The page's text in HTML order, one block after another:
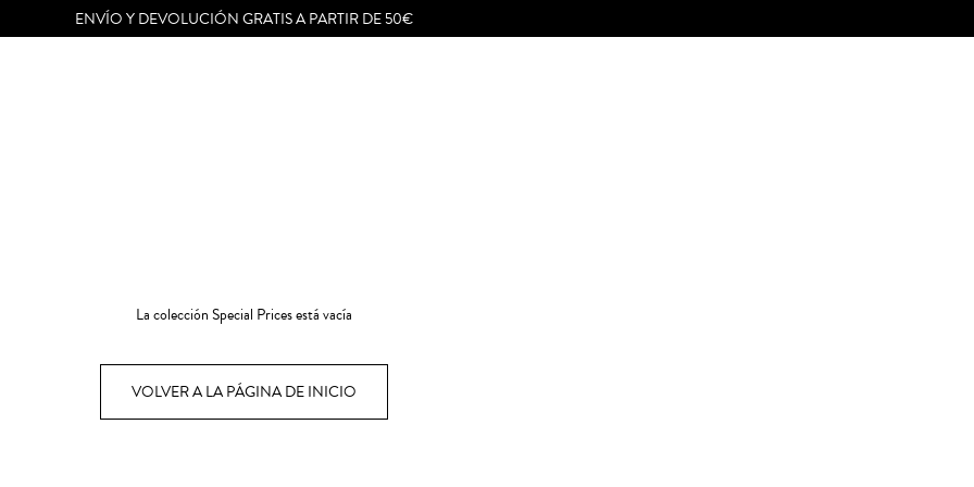
ENVÍO Y DEVOLUCIÓN GRATIS A PARTIR DE 50€
La colección Special Prices está vacía
VOLVER A LA PÁGINA DE INICIO